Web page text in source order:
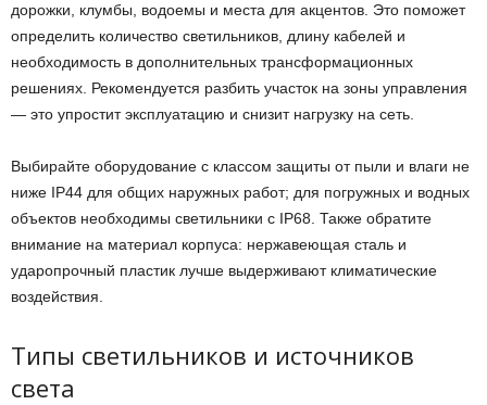
дорожки, клумбы, водоемы и места для акцентов. Это поможет
определить количество светильников, длину кабелей и
необходимость в дополнительных трансформационных
решениях. Рекомендуется разбить участок на зоны управления
— это упростит эксплуатацию и снизит нагрузку на сеть.
Выбирайте оборудование с классом защиты от пыли и влаги не
ниже IP44 для общих наружных работ; для погружных и водных
объектов необходимы светильники с IP68. Также обратите
внимание на материал корпуса: нержавеющая сталь и
ударопрочный пластик лучше выдерживают климатические
воздействия.
Типы светильников и источников
света